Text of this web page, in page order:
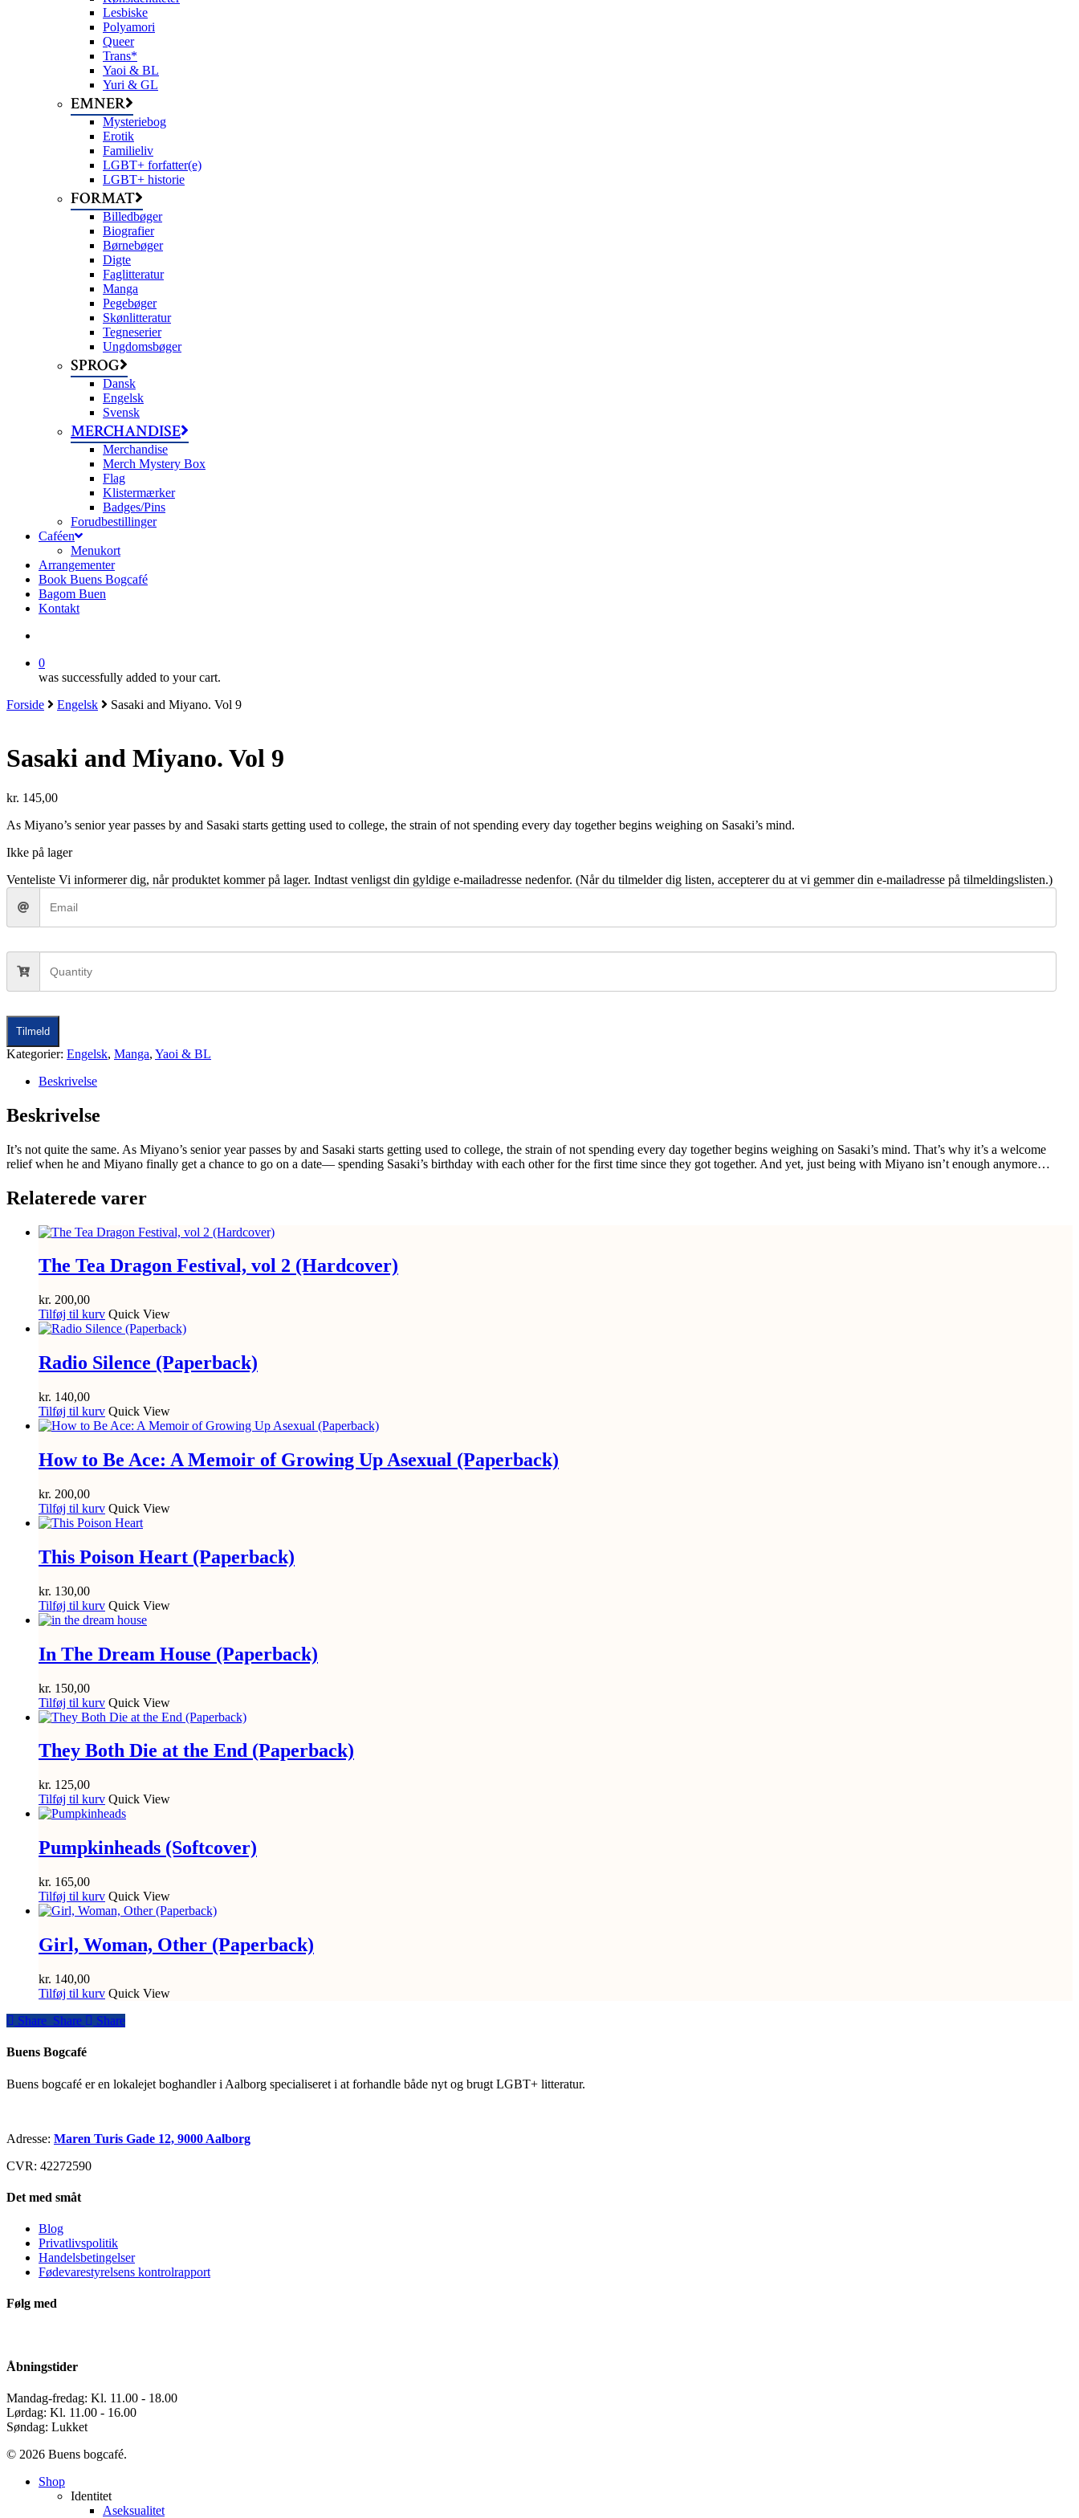
Lesbiske
Polyamori
Queer
Trans*
Yaoi & BL
Yuri & GL
EMNER
Mysteriebog
Erotik
Familieliv
LGBT+ forfatter(e)
LGBT+ historie
FORMAT
Billedbøger
Biografier
Børnebøger
Digte
Faglitteratur
Manga
Pegebøger
Skønlitteratur
Tegneserier
Ungdomsbøger
SPROG
Dansk
Engelsk
Svensk
MERCHANDISE
Merchandise
Merch Mystery Box
Flag
Klistermærker
Badges/Pins
Forudbestillinger
Caféen
Menukort
Arrangementer
Book Buens Bogcafé
Bagom Buen
Kontakt
0
was successfully added to your cart.
Forside
Engelsk Sasaki and Miyano. Vol 9
Sasaki and Miyano. Vol 9
kr. 145,00
As Miyano’s senior year passes by and Sasaki starts getting used to college, the strain of not spending every day together begins weighing on Sasaki’s mind.
Ikke på lager
Venteliste Vi informerer dig, når produktet kommer på lager. Indtast venligst din gyldige e-mailadresse nedenfor. (Når du tilmelder dig listen, accepterer du at vi gemmer din e-mailadresse på tilmeldingslisten.)
Tilmeld
Kategorier: Engelsk, Manga, Yaoi & BL
Beskrivelse
Beskrivelse
It’s not quite the same. As Miyano’s senior year passes by and Sasaki starts getting used to college, the strain of not spending every day together begins weighing on Sasaki’s mind. That’s why it’s a welcome
relief when he and Miyano finally get a chance to go on a date― spending Sasaki’s birthday with each other for the first time since they got together. And yet, just being with Miyano isn’t enough anymore…
Relaterede varer
The Tea Dragon Festival, vol 2 (Hardcover)
kr. 200,00
Tilføj til kurv Quick View
Radio Silence (Paperback)
kr. 140,00
Tilføj til kurv Quick View
How to Be Ace: A Memoir of Growing Up Asexual (Paperback)
kr. 200,00
Tilføj til kurv Quick View
This Poison Heart (Paperback)
kr. 130,00
Tilføj til kurv Quick View
In The Dream House (Paperback)
kr. 150,00
Tilføj til kurv Quick View
They Both Die at the End (Paperback)
kr. 125,00
Tilføj til kurv Quick View
Pumpkinheads (Softcover)
kr. 165,00
Tilføj til kurv Quick View
Girl, Woman, Other (Paperback)
kr. 140,00
Tilføj til kurv Quick View
Share
Share Share Share
Buens Bogcafé
Buens bogcafé er en lokalejet boghandler i Aalborg specialiseret i at forhandle både nyt og brugt LGBT+ litteratur.
Adresse: Maren Turis Gade 12, 9000 Aalborg
CVR: 42272590
Det med småt
Blog
Privatlivspolitik
Handelsbetingelser
Fødevarestyrelsens kontrolrapport
Følg med
Åbningstider
Mandag-fredag: Kl. 11.00 - 18.00
Lørdag: Kl. 11.00 - 16.00
Søndag: Lukket
© 2026 Buens bogcafé.
Close
Shop
Identitet
Aseksualitet